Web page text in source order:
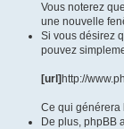
Vous noterez
une nouvelle
Si vous désirez
pouvez
[url] http://
Ce qui générera
De plus, phpBB